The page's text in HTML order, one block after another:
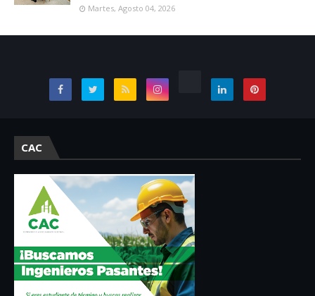
Martes, Agosto 04, 2026
CAC